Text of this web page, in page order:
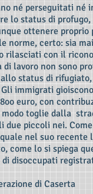
né perseguitati
lo status di
ottenere
norme, certo: sia
rilasciati con il
lavoro non sono
status di
immigrati
euro, con
toglie dalla
due piccoli nei.
nel suo
come lo si spiega
disoccupati
di Caserta